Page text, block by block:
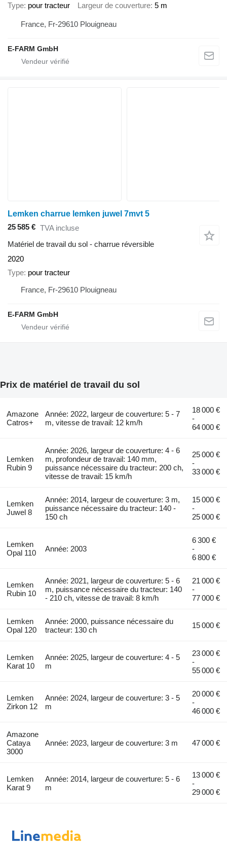
Type pour tracteur Largeur de couverture 5 m
France, Fr-29610 Plouigneau
E-FARM GmbH
Lemken charrue lemken juwel 7mvt 5
25 585 € TVA incluse
Matériel de travail du sol - charrue réversible
2020
Type pour tracteur
France, Fr-29610 Plouigneau
E-FARM GmbH
Prix de matériel de travail du sol
Amazone
Catros+
Année: 2022, largeur de couverture: 5 - 7
m, vitesse de travail: 12 km/h
18 000 €
-
64 000 €
Lemken
Rubin 9
Année: 2026, largeur de couverture: 4 - 6
m, profondeur de travail: 140 mm,
puissance nécessaire du tracteur: 200 ch,
vitesse de travail: 15 km/h
25 000 €
-
33 000 €
Lemken
Juwel 8
Année: 2014, largeur de couverture: 3 m,
puissance nécessaire du tracteur: 140 -
150 ch
15 000 €
-
25 000 €
Lemken
Opal 110
Année: 2003
6 300 €
-
6 800 €
Lemken
Rubin 10
Année: 2021, largeur de couverture: 5 - 6
m, puissance nécessaire du tracteur: 140
- 210 ch, vitesse de travail: 8 km/h
21 000 €
-
77 000 €
Lemken
Opal 120
Année: 2000, puissance nécessaire du
tracteur: 130 ch
15 000 €
Lemken
Karat 10
Année: 2025, largeur de couverture: 4 - 5
m
23 000 €
-
55 000 €
Lemken
Zirkon 12
Année: 2024, largeur de couverture: 3 - 5
m
20 000 €
-
46 000 €
Amazone
Cataya
3000
Année: 2023, largeur de couverture: 3 m 47 000 €
Lemken
Karat 9
Année: 2014, largeur de couverture: 5 - 6
m
13 000 €
-
29 000 €